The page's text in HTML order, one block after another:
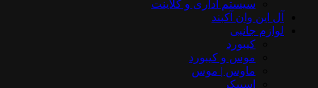
سیستم‌ اداری و کلاینت
آل این وان آکبند
لوازم جانبی
کیبورد
موس و کیبورد
ماوس | موس
اسپیکر